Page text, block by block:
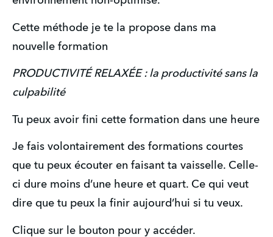
Cette méthode je te la propose dans ma
nouvelle formation
PRODUCTIVITÉ RELAXÉE : la productivité sans la
culpabilité
Tu peux avoir fini cette formation dans une heure
Je fais volontairement des formations courtes
que tu peux écouter en faisant ta vaisselle. Celle-
ci dure moins d’une heure et quart. Ce qui veut
dire que tu peux la finir aujourd’hui si tu veux.
Clique sur le bouton pour y accéder.